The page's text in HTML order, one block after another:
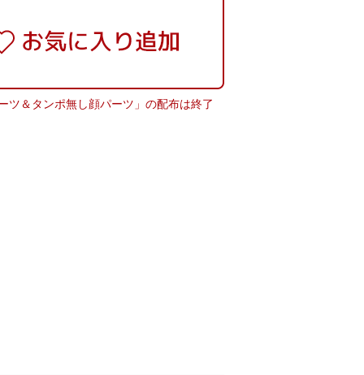
ツ＆タンポ無し顔パーツ」の配布は終了